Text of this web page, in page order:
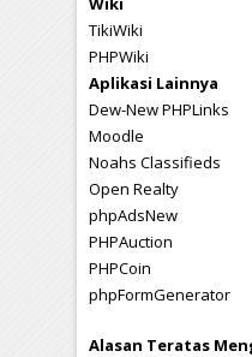
TikiWiki
PHPWiki
Aplikasi Lainnya
Dew-New PHPLinks
Moodle
Noahs Classifieds
Open Realty
phpAdsNew
PHPAuction
PHPCoin
phpFormGenerator
Alasan Teratas